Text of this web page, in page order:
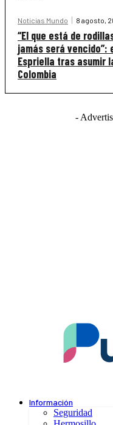
Noticias Mundo 8 agosto,
“El que está de
jamás será vencido”:
Espriella tras asumir
Colombia
-
Información
Seguridad